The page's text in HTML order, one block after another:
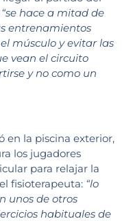
“se hace a mitad de
entrenamientos
músculo y evitar las
vean el circuito
y no como un
en la piscina exterior,
los jugadores
para relajar la
fisioterapeuta: “lo
unos de otros
habituales de